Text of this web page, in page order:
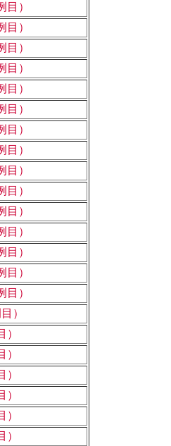
）
）
）
）
）
）
）
）
）
）
）
）
）
）
）
）